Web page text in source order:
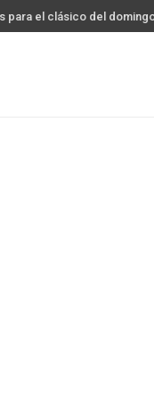
para el clásico del domingo